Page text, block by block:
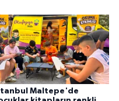
Maltepe'de